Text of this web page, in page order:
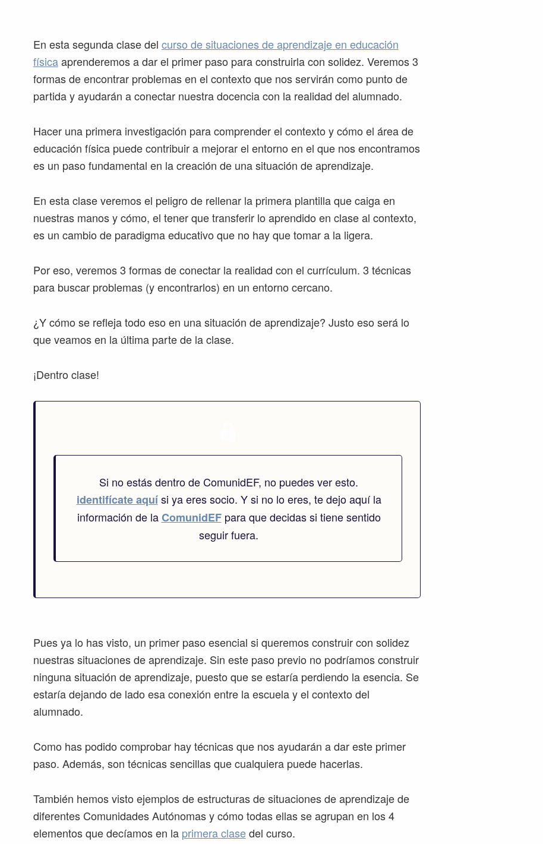
En esta segunda clase del curso de situaciones de aprendizaje en educación
físicaaprenderemos a dar el primer paso para construirla con solidez. Veremos 3
formas de encontrar problemas en el contexto que nos servirán como punto de
partida y ayudarán a conectar nuestra docencia con la realidad del alumnado.
Hacer una primera investigación para comprender el contexto y cómo el área de
educación física puede contribuir a mejorar el entorno en el que nos encontramos
es un paso fundamental en la creación de una situación de aprendizaje.
En esta clase veremos el peligro de rellenar la primera plantilla que caiga en
nuestras manos y cómo, el tener que transferir lo aprendido en clase al contexto,
es un cambio de paradigma educativo que no hay que tomar a la ligera.
Por eso, veremos 3 formas de conectar la realidad con el currículum. 3 técnicas
para buscar problemas (y encontrarlos) en un entorno cercano.
¿Y cómo se refleja todo eso en una situación de aprendizaje? Justo eso será lo
que veamos en la última parte de la clase.
¡Dentro clase!
Si no estás dentro de ComunidEF, no puedes ver esto.
identifícate aquísi ya eres socio. Y si no lo eres, te dejo aquí la
información de laComunidEFpara que decidas si tiene sentido
seguir fuera.
Pues ya lo has visto, un primer paso esencial si queremos construir con solidez
nuestras situaciones de aprendizaje. Sin este paso previo no podríamos construir
ninguna situación de aprendizaje, puesto que se estaría perdiendo la esencia. Se
estaría dejando de lado esa conexión entre la escuela y el contexto del
alumnado.
Como has podido comprobar hay técnicas que nos ayudarán a dar este primer
paso. Además, son técnicas sencillas que cualquiera puede hacerlas.
También hemos visto ejemplos de estructuras de situaciones de aprendizaje de
diferentes Comunidades Autónomas y cómo todas ellas se agrupan en los 4
elementos que decíamos en la primera clasedel curso.